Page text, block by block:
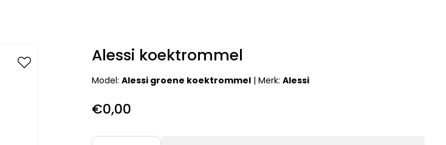
Alessi koektrommel
Model:Alessi groene koektrommel |Merk:Alessi
€0,00